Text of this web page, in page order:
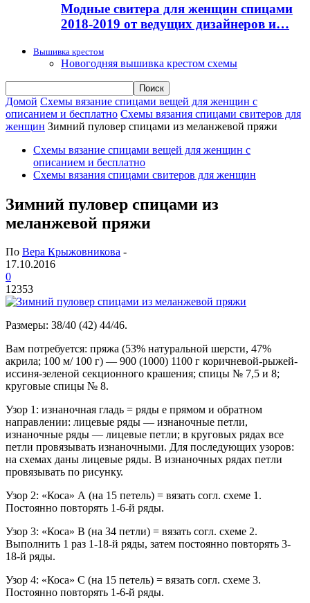
Модные свитера для женщин спицами
2018-2019 от ведущих дизайнеров и…
Вышивка крестом
Новогодняя вышивка крестом схемы
Домой Схемы вязание спицами вещей для женщин с
описанием и бесплатно Схемы вязания спицами свитеров для
женщин Зимний пуловер спицами из меланжевой пряжи
Схемы вязание спицами вещей для женщин с
описанием и бесплатно
Схемы вязания спицами свитеров для женщин
Зимний пуловер спицами из
меланжевой пряжи
По Вера Крыжовникова -
17.10.2016
0
12353
Размеры: 38/40 (42) 44/46.
Вам потребуется: пряжа (53% натуральной шерсти, 47%
акрила; 100 м/ 100 г) — 900 (1000) 1100 г коричневой-рыжей-
иссиня-зеленой секционного крашения; спицы № 7,5 и 8;
круговые спицы № 8.
Узор 1: изнаночная гладь = ряды е прямом и обратном
направлении: лицевые ряды — изнаночные петли,
изнаночные ряды — лицевые петли; в круговых рядах все
петли провязывать изнаночными. Для последующих узоров:
на схемах даны лицевые ряды. В изнаночных рядах петли
провязывать по рисунку.
Узор 2: «Коса» А (на 15 петель) = вязать согл. схеме 1.
Постоянно повторять 1-6-й ряды.
Узор 3: «Коса» В (на 34 петли) = вязать согл. схеме 2.
Выполнить 1 раз 1-18-й ряды, затем постоянно повторять 3-
18-й ряды.
Узор 4: «Коса» С (на 15 петель) = вязать согл. схеме 3.
Постоянно повторять 1-6-й ряды.